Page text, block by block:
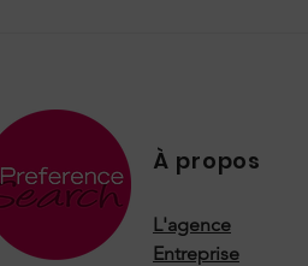
À propos
L'agence
Entreprise